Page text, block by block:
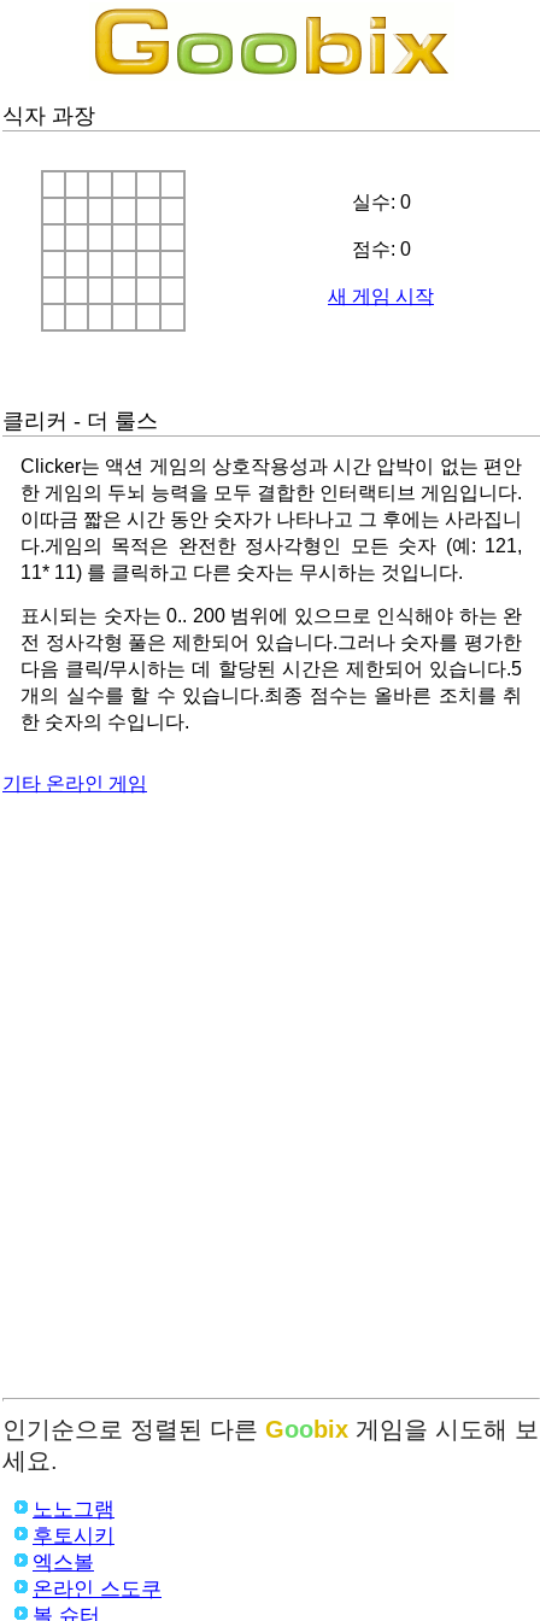
식자 과장
실수: 0
점수: 0
새 게임 시작
클리커 - 더 룰스
Clicker는 액션 게임의 상호작용성과 시간 압박이 없는 편안
한 게임의 두뇌 능력을 모두 결합한 인터랙티브 게임입니다.
이따금 짧은 시간 동안 숫자가 나타나고 그 후에는 사라집니
다.게임의 목적은 완전한 정사각형인 모든 숫자 (예: 121,
11* 11) 를 클릭하고 다른 숫자는 무시하는 것입니다.
표시되는 숫자는 0.. 200 범위에 있으므로 인식해야 하는 완
전 정사각형 풀은 제한되어 있습니다.그러나 숫자를 평가한
다음 클릭/무시하는 데 할당된 시간은 제한되어 있습니다.5
개의 실수를 할 수 있습니다.최종 점수는 올바른 조치를 취
한 숫자의 수입니다.
기타 온라인 게임
인기순으로 정렬된 다른 Goobix 게임을 시도해 보
세요.
노노그램
후토시키
엑스볼
온라인 스도쿠
볼 슈터